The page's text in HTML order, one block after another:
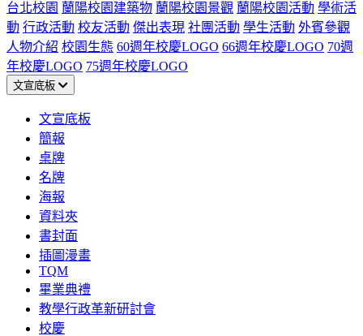
台北校園 蘭陽校園建築物 蘭陽校園景觀 蘭陽校園活動 學術活
動 行政活動 校友活動 傑出表現 社團活動 學生活動 外賓參觀
人物介紹 校園生態 60週年校慶LOGO 66週年校慶LOGO 70週
年校慶LOGO 75週年校慶LOGO
文宣底板
文宣底板
簡報
桌牌
名牌
海報
資料夾
書封面
插圖漫畫
TQM
畢業典禮
教學行政革新研討會
校慶